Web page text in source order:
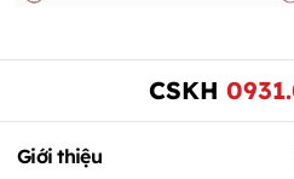
CSKH
Giới thiệu